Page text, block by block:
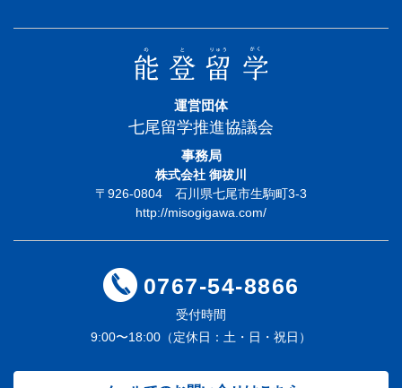
運営団体
七尾留学推進協議会
事務局
株式会社 御祓川
〒926-0804 石川県七尾市生駒町3-3
http://misogigawa.com/
0767-54-8866
受付時間
9:00〜18:00（定休日：土・日・祝日）